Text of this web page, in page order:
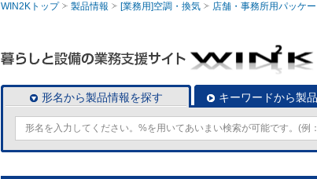
WIN2Kトップ 製品情報 [業務用]空調・換気 店舗・事務所用パッケ
形名から製品情報を探す キーワードから製